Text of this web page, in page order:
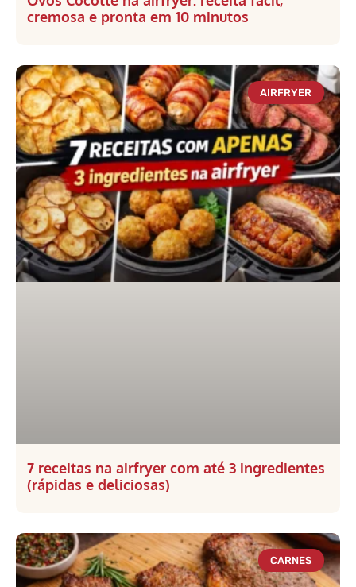
cremosa e pronta em 10 minutos
AIRFRYER
7 receitas na airfryer com até 3 ingredientes
(rápidas e deliciosas)
CARNES